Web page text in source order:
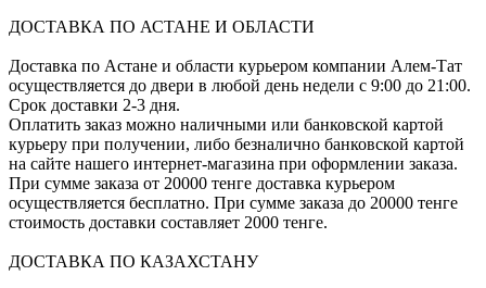
ДОСТАВКА ПО АСТАНЕ И ОБЛАСТИ
Доставка по Астане и области курьером компании Алем-Тат
осуществляется до двери в любой день недели с 9:00 до 21:00.
Срок доставки 2-3 дня.
Оплатить заказ можно наличными или банковской картой
курьеру при получении, либо безналично банковской картой
на сайте нашего интернет-магазина при оформлении заказа.
При сумме заказа от 20000 тенге доставка курьером
осуществляется бесплатно. При сумме заказа до 20000 тенге
стоимость доставки составляет 2000 тенге.
ДОСТАВКА ПО КАЗАХСТАНУ